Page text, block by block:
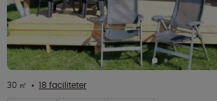
30 ㎡ 18 faciliteter